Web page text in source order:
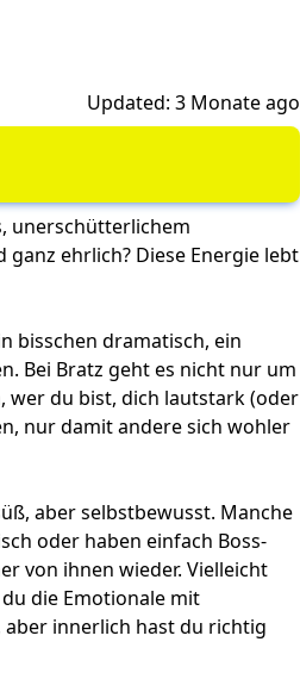
Updated: 3 Monate ago
unerschütterlichem
ehrlich? Diese Energie lebt
bisschen dramatisch, ein
Bei Bratz geht es nicht nur um
wer du bist, dich lautstark (oder
nur damit andere sich wohler
aber selbstbewusst. Manche
oder haben einfach Boss-
von ihnen wieder. Vielleicht
die Emotionale mit
innerlich hast du richtig